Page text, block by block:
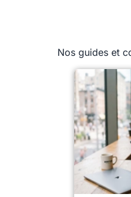
Nos guides et